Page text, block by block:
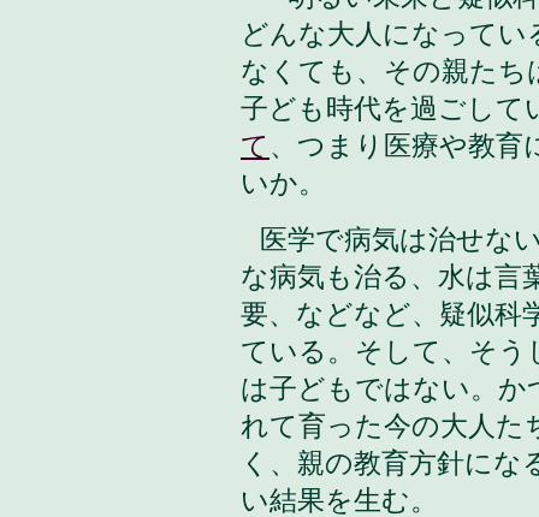
どんな大人になって
なくても、その親たち
子ども時代を過ごして
て、つまり医療や教育
いか。
医学で病気は治せな
な病気も治る、水は言
要、などなど、疑似科
ている。そして、そう
は子どもではない。か
れて育った今の大人た
く、親の教育方針に
い結果を生む。